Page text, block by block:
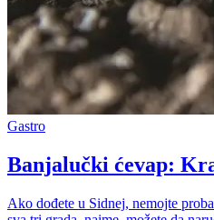
Gastro
Banjalučki ćevap:
Ako dođete u Sidnej, nemojte